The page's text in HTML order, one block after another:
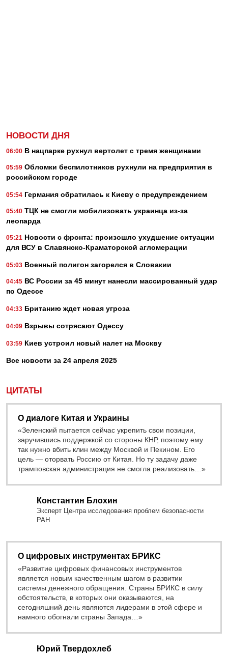
НОВОСТИ ДНЯ
06:00 В нацпарке рухнул вертолет с тремя женщинами
05:59 Обломки беспилотников рухнули на предприятия в
российском городе
05:54 Германия обратилась к Киеву с предупреждением
05:40 ТЦК не смогли мобилизовать украинца из-за
леопарда
05:21 Новости с фронта: произошло ухудшение ситуации
для ВСУ в Славянско-Краматорской агломерации
05:03 Военный полигон загорелся в Словакии
04:45 ВС России за 45 минут нанесли массированный удар
по Одессе
04:33 Британию ждет новая угроза
04:09 Взрывы сотрясают Одессу
03:59 Киев устроил новый налет на Москву
Все новости за 24 апреля 2025
ЦИТАТЫ
О диалоге Китая и Украины
«Зеленский пытается сейчас укрепить свои позиции,
заручившись поддержкой со стороны КНР, поэтому ему
так нужно вбить клин между Москвой и Пекином. Его
цель — оторвать Россию от Китая. Но ту задачу даже
трамповская администрация не смогла реализовать…»
Константин Блохин
Эксперт Центра исследования проблем безопасности
РАН
О цифровых инструментах БРИКС
«Развитие цифровых финансовых инструментов
является новым качественным шагом в развитии
системы денежного обращения. Страны БРИКС в силу
обстоятельств, в которых они оказываются, на
сегодняшний день являются лидерами в этой сфере и
намного обогнали страны Запада…»
Юрий Твердохлеб